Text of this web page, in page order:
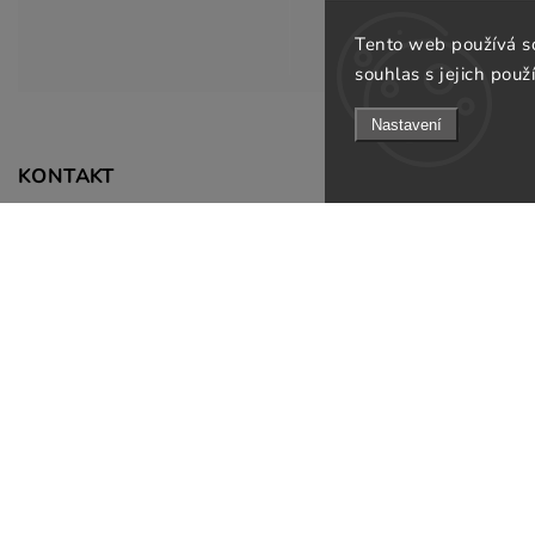
Tento web používá
souhlas s jejich
Nastavení
KONTAKT